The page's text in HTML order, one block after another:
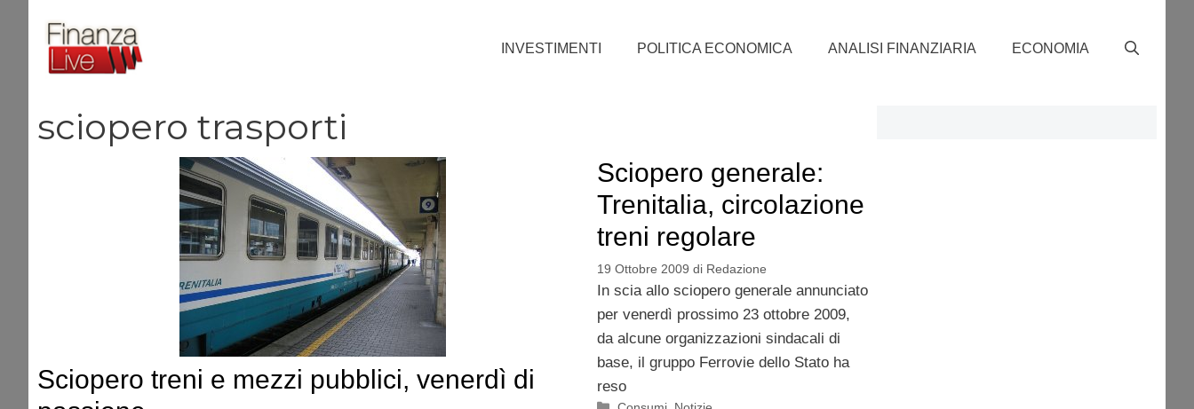
contenuto
INVESTIMENTI POLITICA ECONOMICA ANALISI FINANZIARIA ECONOMIA
sciopero trasporti
Sciopero treni e mezzi pubblici, venerdì di
Sciopero generale:
Trenitalia, circolazione
treni regolare
19 Ottobre 2009 di Redazione
In scia allo sciopero generale annunciato
per venerdì prossimo 23 ottobre 2009,
da alcune organizzazioni sindacali di
base, il gruppo Ferrovie dello Stato ha
reso
Categorie